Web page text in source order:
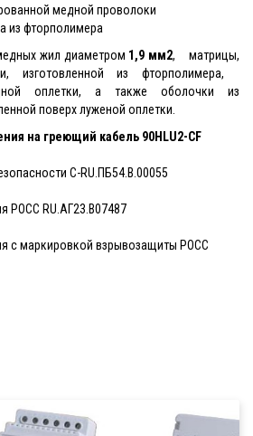
медной проволоки
из фторполимера
жил диаметром 1,9 мм2, матрицы,
изготовленной из фторполимера,
оплетки, а также оболочки из
поверх луженой оплетки.
на греющий кабель 90HLU2-CF
C-RU.ПБ54.В.00055
РОСС RU.АГ23.В07487
с маркировкой взрывозащиты PОСС